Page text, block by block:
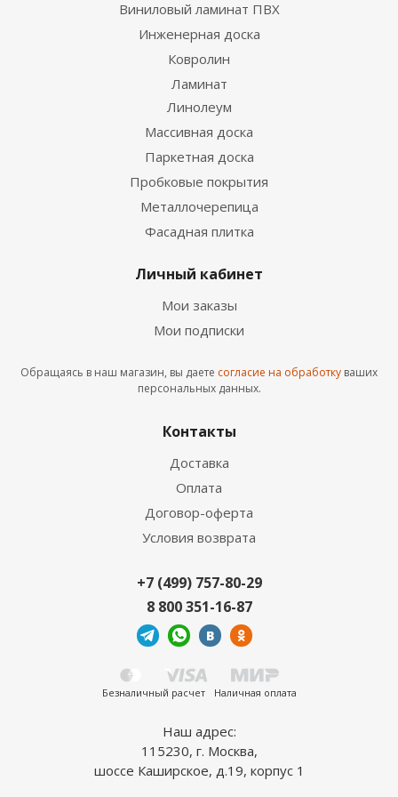
Виниловый ламинат ПВХ
Инженерная доска
Ковролин
Ламинат
Линолеум
Массивная доска
Паркетная доска
Пробковые покрытия
Металлочерепица
Фасадная плитка
Личный кабинет
Мои заказы
Мои подписки
Обращаясь в наш магазин, вы даете согласие на обработку ваших
персональных данных.
Контакты
Доставка
Оплата
Договор-оферта
Условия возврата
+7 (499) 757-80-29
8 800 351-16-87
Безналичный расчет Наличная оплата
Наш адрес:
115230, г. Москва,
шоссе Каширское, д.19, корпус 1